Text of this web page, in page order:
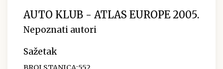
AUTO KLUB - ATLAS EUROPE 2005.
Nepoznati autori
Sažetak